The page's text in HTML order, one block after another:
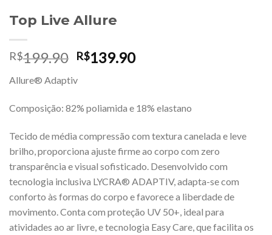
Top Live Allure
R$199.90 O
original
era:
R$199.90.
R$139.90O
é:
R$139.90.
Allure® Adaptiv
Composição: 82% poliamida e 18% elastano
Tecido de média compressão com textura canelada e leve
brilho, proporciona ajuste firme ao corpo com zero
transparência e visual sofisticado. Desenvolvido com
tecnologia inclusiva LYCRA® ADAPTIV, adapta-se com
conforto às formas do corpo e favorece a liberdade de
movimento. Conta com proteção UV 50+, ideal para
atividades ao ar livre, e tecnologia Easy Care, que facilita os